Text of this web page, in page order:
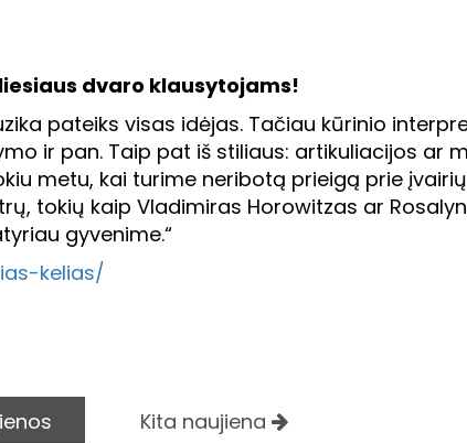
dvaro klausytojams!
pateiks visas idėjas. Tačiau kūrinio
ir pan. Taip pat iš stiliaus: artikuliacijos ar
metu, kai turime neribotą prieigą prie
tokių kaip Vladimiras Horowitzas ar
gyvenime.“
kelias/
Kita naujiena